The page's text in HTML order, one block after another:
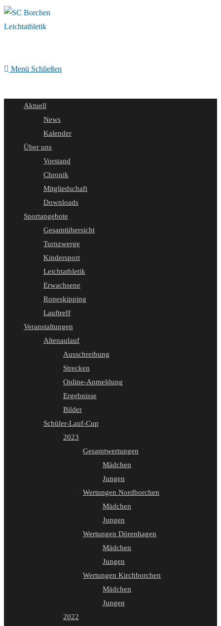
Zum
Inhalt
Menü Schließen
Aktuell
News
Kalender
Über uns
Vorstand
Chronik
Mitgliedschaft
Downloads
Sportangebote
Gesamtübersicht
Turnzwerge
Kindersport
Leichtathletik
Erwachsene
Ropeskipping
Lauftreff
Veranstaltungen
Altenaulauf
Ausschreibung
Strecken
Online-Anmeldung
Ergebnisse
Bilder
Schüler-Lauf-Cup
2023
Gesamtwertungen
Mädchen
Jungen
Wertungen Nordborchen
Mädchen
Jungen
Wertungen Dörenhagen
Mädchen
Jungen
Wertungen Kirchborchen
Mädchen
Jungen
2022